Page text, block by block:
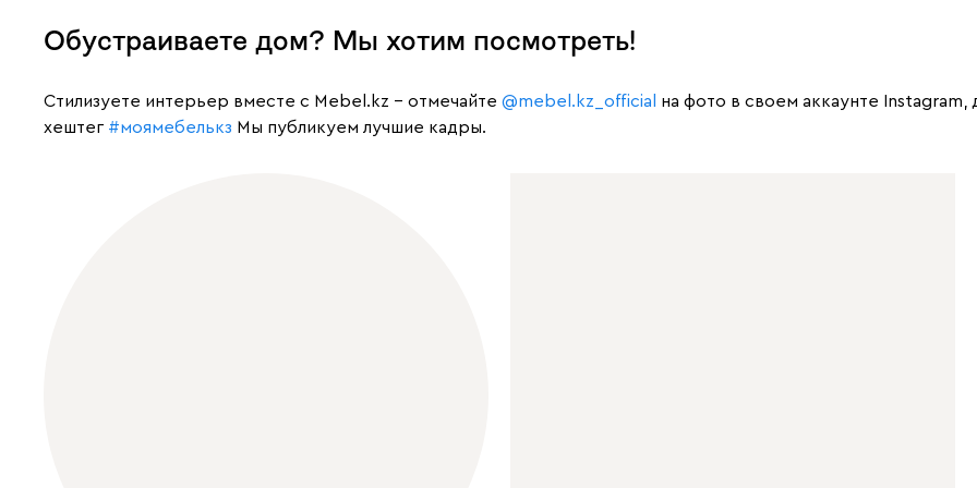
Обустраиваете дом? Мы хотим посмотреть!
Cтилизуете интерьер вместе с Mebel.kz – отмечайте @mebel.kz_official
на фото в своем аккаунте Instagram,
хештег #моямебелькз Мы публикуем лучшие кадры.